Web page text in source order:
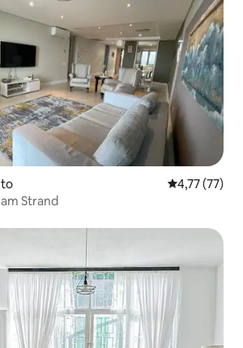
4,77 (77)
Strand